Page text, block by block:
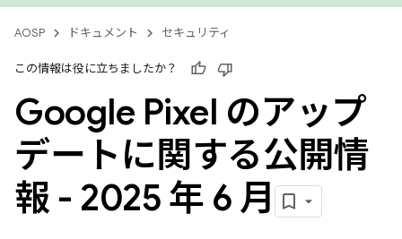
AOSP ドキュメント セキュリティ
この情報は役に立ちましたか？
Google Pixel のアップ
デートに関する公開情
報 - 2025 年 6 月